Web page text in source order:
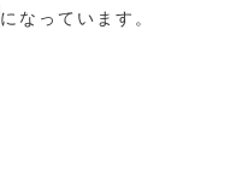
になっています。